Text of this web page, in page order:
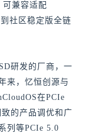
可兼容适配
社区稳定版全链
研发的厂商，一
来，忆恒创源与
在PCIe
的产品调优和广
列等PCIe 5.0